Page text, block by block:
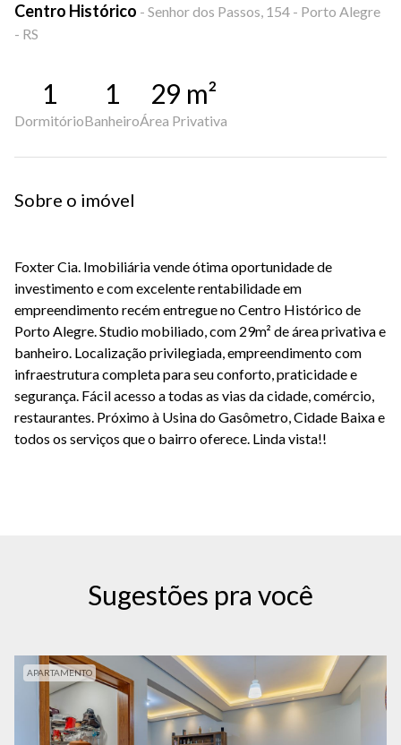
Centro Histórico - Senhor dos Passos, 154 - Porto Alegre
- RS
1
Dormitório
1
Banheiro
29 m²
Área Privativa
Sobre o imóvel
Foxter Cia. Imobiliária vende ótima oportunidade de
investimento e com excelente rentabilidade em
empreendimento recém entregue no Centro Histórico de
Porto Alegre. Studio mobiliado, com 29m² de área privativa e
banheiro. Localização privilegiada, empreendimento com
infraestrutura completa para seu conforto, praticidade e
segurança. Fácil acesso a todas as vias da cidade, comércio,
restaurantes. Próximo à Usina do Gasômetro, Cidade Baixa e
todos os serviços que o bairro oferece. Linda vista!!
Sugestões pra você
APARTAMENTO